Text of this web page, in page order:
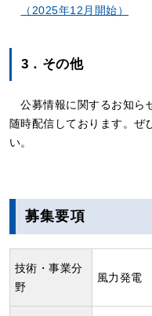
（2025年12月開始）
3．その他
公募情報に関するお知ら
随時配信しております。ぜ
い。
募集要項
技術・事業分
野
風力発電